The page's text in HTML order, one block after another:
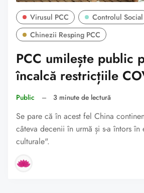
Virusul PCC
Controlul Social
Chinezii Resping PCC
PCC umilește public
încalcă restricțiile
Public – 3 minute de lectură
Se pare că în acest fel China
câteva decenii în urmă și s-a întors
culturale".